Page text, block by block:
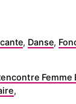
, Danse,
Femme
,